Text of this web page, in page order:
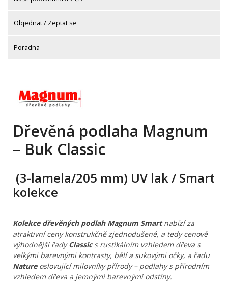
Objednat / Zeptat se
Poradna
Dřevěná podlaha Magnum
– Buk Classic
(3-lamela/205 mm) UV lak/ Smart
kolekce
Kolekce dřevěných podlah Magnum Smartnabízí za
atraktivní ceny konstrukčně zjednodušené, a tedy cenově
výhodnější řadyClassic s rustikálním vzhledem dřeva s
velkými barevnými kontrasty, bělí a sukovými očky, a řadu
Natureoslovující milovníky přírody – podlahy s přírodním
vzhledem dřeva a jemnými barevnými odstíny.